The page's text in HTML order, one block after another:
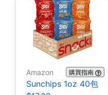
Amazon 購買指南
Sunchips 1oz 40包